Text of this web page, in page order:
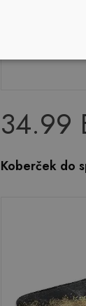
34.99
Koberček do